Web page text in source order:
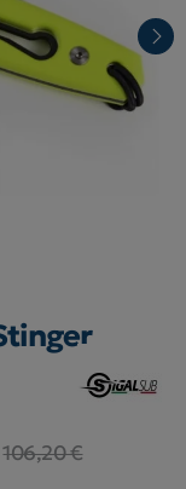
106,20 €